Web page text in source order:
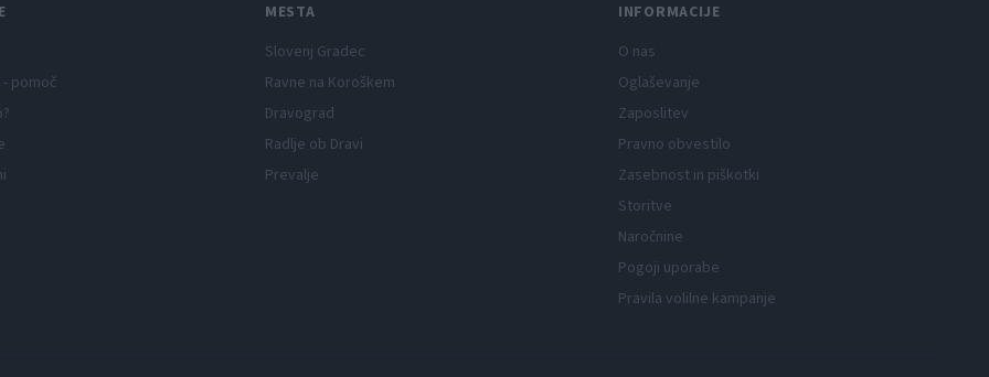
pomoč
MESTA
Slovenj Gradec
Ravne na Koroškem
Dravograd
Radlje ob Dravi
Prevalje
INFORMACIJE
O nas
Oglaševanje
Zaposlitev
Pravno obvestilo
Zasebnost in piškotki
Storitve
Naročnine
Pogoji uporabe
Pravila volilne kampanje